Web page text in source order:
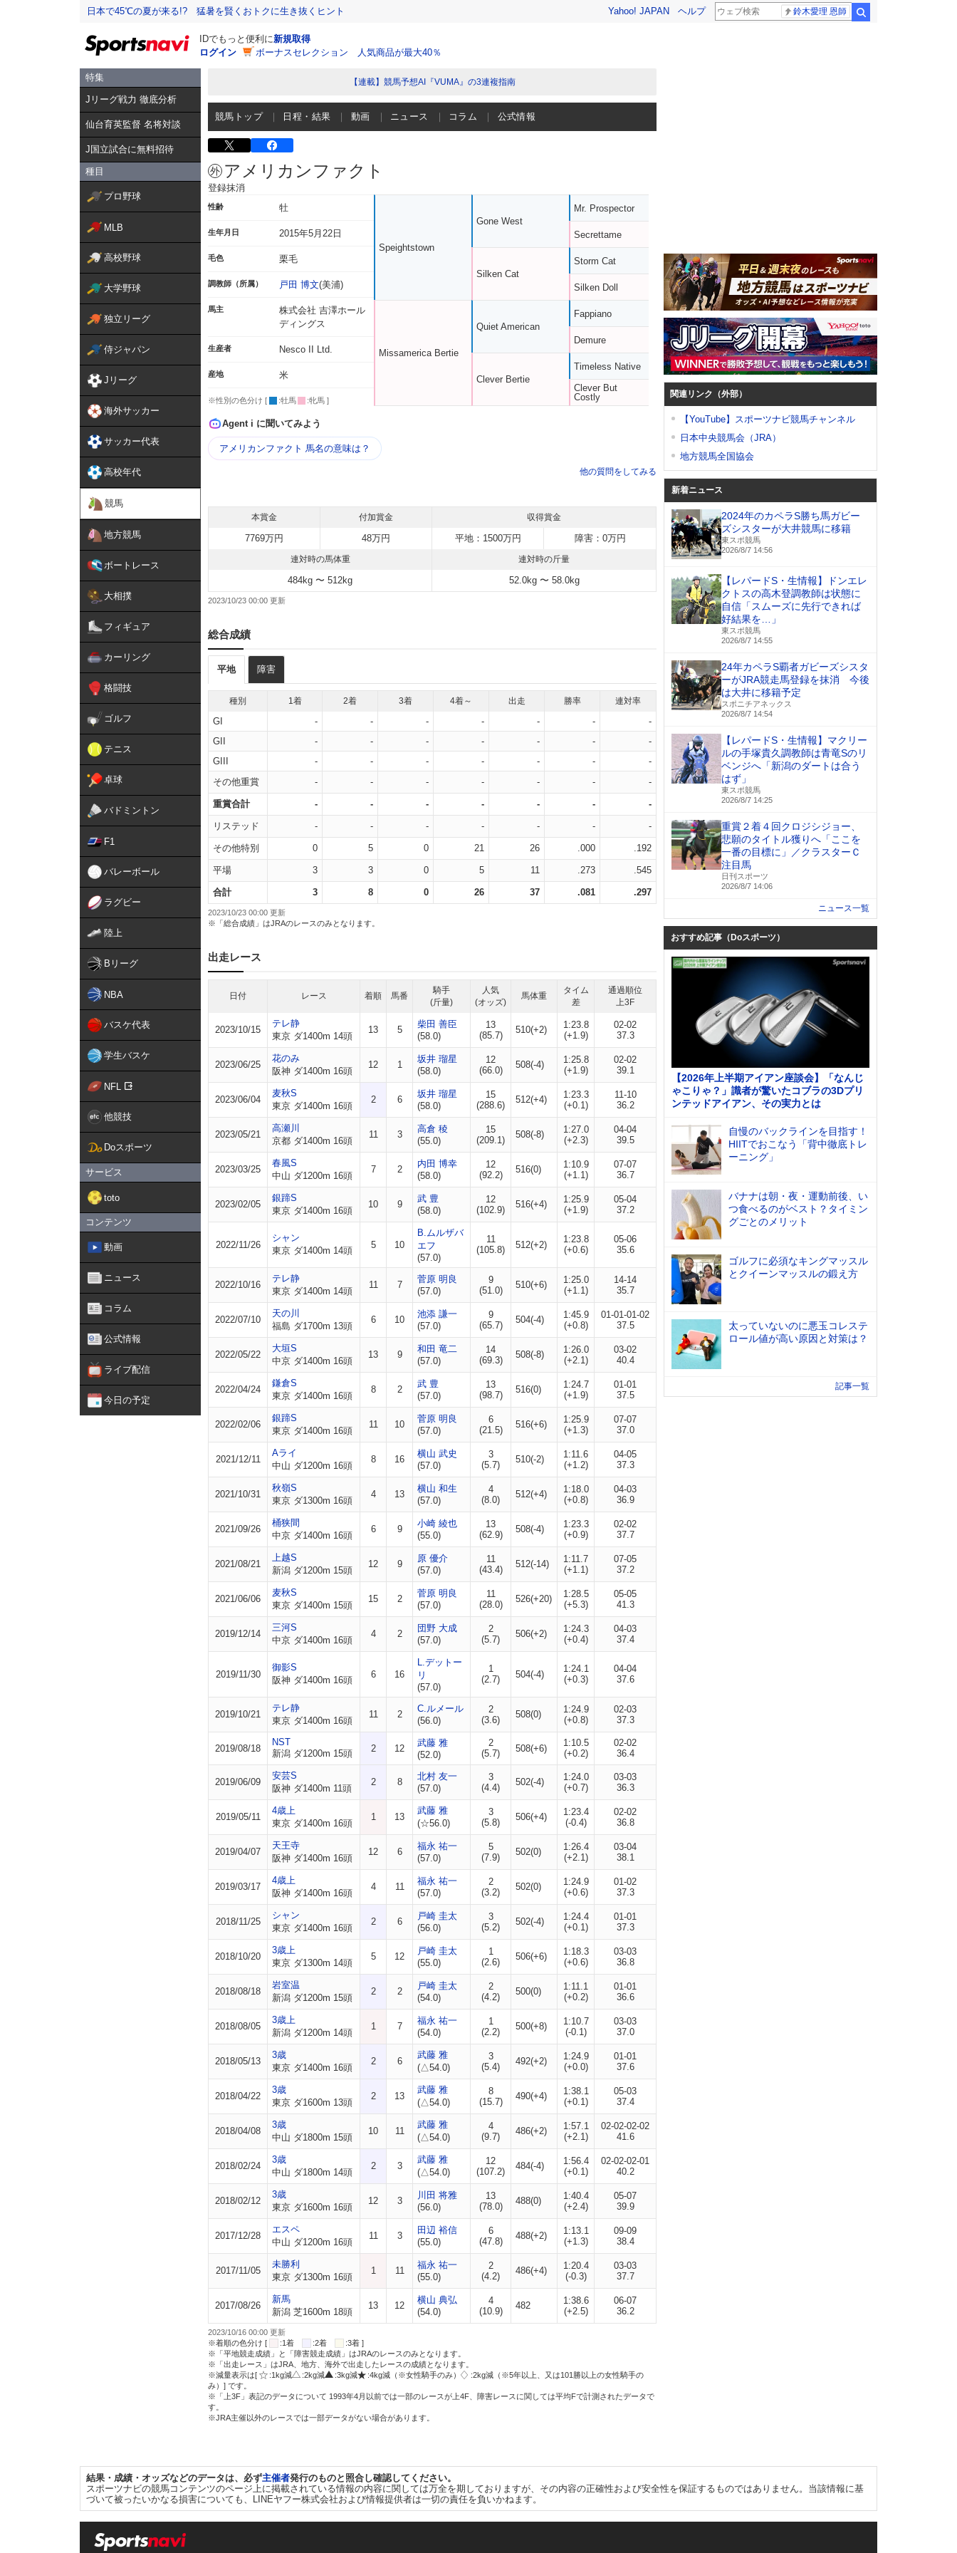
日本で45℃の夏が来る!? 猛暑を賢くおトクに生き抜くヒント Yahoo! JAPAN ヘルプ 鈴木愛理 恩師
IDでもっと便利に新規取得
ログイン
ボーナスセレクション 人気商品が最大40％
特集
Jリーグ戦力 徹底分析
仙台育英監督 名将対談
J国立試合に無料招待
種目
プロ野球
MLB
高校野球
大学野球
独立リーグ
侍ジャパン
Jリーグ
海外サッカー
サッカー代表
高校年代
競馬
地方競馬
ボートレース
大相撲
フィギュア
カーリング
格闘技
ゴルフ
テニス
卓球
バドミントン
F1
バレーボール
ラグビー
陸上
Bリーグ
NBA
バスケ代表
学生バスケ
NFL
他競技
Doスポーツ
サービス
toto
コンテンツ
動画
ニュース
コラム
公式情報
ライブ配信
今日の予定
【連載】競馬予想AI『VUMA』の3連複指南
競馬トップ 日程・結果 動画 ニュース コラム 公式情報
アメリカンファクト
登録抹消
性齢 牡
生年月日 2015年5月22日
毛色 栗毛
調教師（所属） 戸田 博文(美浦)
馬主
株式会社 吉澤ホール
ディングス
生産者 Nesco II Ltd.
産地 米
※性別の色分け [ :牡馬 :牝馬 ]
Speightstown
Missamerica Bertie
Gone West
Silken Cat
Quiet American
Clever Bertie
Mr. Prospector
Secrettame
Storm Cat
Silken Doll
Fappiano
Demure
Timeless Native
Clever But
Costly
Agent i に聞いてみよう
アメリカンファクト 馬名の意味は？
他の質問をしてみる
本賞金 付加賞金 収得賞金
7769万円 48万円 平地：1500万円 障害：0万円
連対時の馬体重 連対時の斤量
484kg 〜 512kg 52.0kg 〜 58.0kg
2023/10/23 00:00
総合成績
平地 障害
種別 1着 2着 3着 4着～ 出走 勝率 連対率
GI - - - - - -
-
GII
- - - - - -
-
GIII
- - - - - -
-
その他重賞
- - - - - - -
重賞合計 - - - - - - -
リステッド - - - - - - -
その他特別 0 5 0 21 26 .000 .192
平場 3 3 0 5 11 .273 .545
合計 3 8 0 26 37 .081 .297
2023/10/23 00:00 更新
※「総合成績」はJRAのレースのみとなります。
出走レース
日付 レース 着順 馬番
騎手
(斤量)
人気
(オッズ)
馬体重
タイム
差
通過順位
上3F
2023/10/15
テレ静
東京 ダ1400m 14頭
13 5
柴田 善臣
(58.0)
13
(85.7)
510(+2)
1:23.8
(+1.9)
02-02
37.3
2023/06/25
花のみ
阪神 ダ1400m 16頭
12 1
坂井 瑠星
(58.0)
12
(66.0)
508(-4)
1:25.8
(+1.9)
02-02
39.1
2023/06/04
麦秋S
東京 ダ1400m 16頭
2 6
坂井 瑠星
(58.0)
15
(288.6)
512(+4)
1:23.3
(+0.1)
11-10
36.2
2023/05/21
高瀬川
京都 ダ1400m 16頭
11 3
高倉 稜
(55.0)
15
(209.1)
508(-8)
1:27.0
(+2.3)
04-04
39.5
2023/03/25
春風S
中山 ダ1200m 16頭
7 2
内田 博幸
(58.0)
12
(92.2)
516(0)
1:10.9
(+1.1)
07-07
36.7
2023/02/05
銀蹄S
東京 ダ1400m 16頭
10 9
武 豊
(58.0)
12
(102.9)
516(+4)
1:25.9
(+1.9)
05-04
37.2
2022/11/26
シャン
東京 ダ1400m 14頭
5 10
B.ムルザバ
エフ
(57.0)
11
(105.8)
512(+2)
1:23.8
(+0.6)
05-06
35.6
2022/10/16
テレ静
東京 ダ1400m 14頭
11 7
菅原 明良
(57.0)
9
(51.0)
510(+6)
1:25.0
(+1.1)
14-14
35.7
2022/07/10
天の川
福島 ダ1700m 13頭
6 10
池添 謙一
(57.0)
9
(65.7)
504(-4)
1:45.9
(+0.8)
01-01-01-02
37.5
2022/05/22
大垣S
中京 ダ1400m 16頭
13 9
和田 竜二
(57.0)
14
(69.3)
508(-8)
1:26.0
(+2.1)
03-02
40.4
2022/04/24
鎌倉S
東京 ダ1400m 16頭
8 2
武 豊
(57.0)
13
(98.7)
516(0)
1:24.7
(+1.9)
01-01
37.5
2022/02/06
銀蹄S
東京 ダ1400m 16頭
11 10
菅原 明良
(57.0)
6
(21.5)
516(+6)
1:25.9
(+1.3)
07-07
37.0
2021/12/11
Aライ
中山 ダ1200m 16頭
8 16
横山 武史
(57.0)
3
(5.7)
510(-2)
1:11.6
(+1.2)
04-05
37.3
2021/10/31
秋嶺S
東京 ダ1300m 16頭
4 13
横山 和生
(57.0)
4
(8.0)
512(+4)
1:18.0
(+0.8)
04-03
36.9
2021/09/26
桶狭間
中京 ダ1400m 16頭
6 9
小崎 綾也
(55.0)
13
(62.9)
508(-4)
1:23.3
(+0.9)
02-02
37.7
2021/08/21
上越S
新潟 ダ1200m 15頭
12 9
原 優介
(57.0)
11
(43.4)
512(-14)
1:11.7
(+1.1)
07-05
37.2
2021/06/06
麦秋S
東京 ダ1400m 15頭
15 2
菅原 明良
(57.0)
11
(28.0)
526(+20)
1:28.5
(+5.3)
05-05
41.3
2019/12/14
三河S
中京 ダ1400m 16頭
4 2
団野 大成
(57.0)
2
(5.7)
506(+2)
1:24.3
(+0.4)
04-03
37.4
2019/11/30
御影S
阪神 ダ1400m 16頭
6 16
L.デットー
リ
(57.0)
1
(2.7)
504(-4)
1:24.1
(+0.3)
04-04
37.6
2019/10/21
テレ静
東京 ダ1400m 16頭
11 2
C.ルメール
(56.0)
2
(3.6)
508(0)
1:24.9
(+0.8)
02-03
37.3
2019/08/18
NST
新潟 ダ1200m 15頭
2 12
武藤 雅
(52.0)
2
(5.7)
508(+6)
1:10.5
(+0.2)
02-02
36.4
2019/06/09
安芸S
阪神 ダ1400m 11頭
2 8
北村 友一
(57.0)
3
(4.4)
502(-4)
1:24.0
(+0.7)
03-03
36.3
2019/05/11
4歳上
東京 ダ1400m 16頭
1 13
武藤 雅
(☆56.0)
3
(5.8)
506(+4)
1:23.4
(-0.4)
02-02
36.8
2019/04/07
天王寺
阪神 ダ1400m 16頭
12 6
福永 祐一
(57.0)
5
(7.9)
502(0)
1:26.4
(+2.1)
03-04
38.1
2019/03/17
4歳上
阪神 ダ1400m 16頭
4 11
福永 祐一
(57.0)
2
(3.2)
502(0)
1:24.9
(+0.6)
01-02
37.3
2018/11/25
シャン
東京 ダ1400m 16頭
2 6
戸崎 圭太
(56.0)
3
(5.2)
502(-4)
1:24.4
(+0.1)
01-01
37.3
2018/10/20
3歳上
東京 ダ1300m 14頭
5 12
戸崎 圭太
(55.0)
1
(2.6)
506(+6)
1:18.3
(+0.6)
03-03
36.8
2018/08/18
岩室温
新潟 ダ1200m 15頭
2 2
戸崎 圭太
(54.0)
2
(4.2)
500(0)
1:11.1
(+0.2)
01-01
36.6
2018/08/05
3歳上
新潟 ダ1200m 14頭
1 7
福永 祐一
(54.0)
1
(2.2)
500(+8)
1:10.7
(-0.1)
03-03
37.0
2018/05/13
3歳
東京 ダ1400m 16頭
2 6
武藤 雅
(△54.0)
3
(5.4)
492(+2)
1:24.9
(+0.0)
01-01
37.6
2018/04/22
3歳
東京 ダ1600m 13頭
2 13
武藤 雅
(△54.0)
8
(15.7)
490(+4)
1:38.1
(+0.1)
05-03
37.4
2018/04/08
3歳
中山 ダ1800m 15頭
10 11
武藤 雅
(△54.0)
4
(9.7)
486(+2)
1:57.1
(+2.1)
02-02-02-02
41.6
2018/02/24
3歳
中山 ダ1800m 14頭
2 3
武藤 雅
(△54.0)
12
(107.2)
484(-4)
1:56.4
(+0.1)
02-02-02-01
40.2
2018/02/12
3歳
東京 ダ1600m 16頭
12 3
川田 将雅
(56.0)
13
(78.0)
488(0)
1:40.4
(+2.4)
05-07
39.9
2017/12/28
エスペ
中山 ダ1200m 16頭
11 3
田辺 裕信
(55.0)
6
(47.8)
488(+2)
1:13.1
(+1.3)
09-09
38.4
2017/11/05
未勝利
東京 ダ1300m 16頭
1 11
福永 祐一
(55.0)
2
(4.2)
486(+4)
1:20.4
(-0.3)
03-03
37.7
2017/08/26
新馬
新潟 芝1600m 18頭
13 12
横山 典弘
(54.0)
4
(10.9)
482
1:38.6
(+2.5)
06-07
36.2
2023/10/16 00:00 更新
※着順の色分け [
:1着 :2着
:3着 ]
※「平地競走成績」と「障害競走成績」はJRAのレースのみとなります。
※「出走レース」はJRA、地方、海外で出走したレースの成績となります。
※減量表示は[
:1kg減 :2kg減 :3kg減 :4kg減（※女性騎手のみ）
:2kg減（※5年以上、又は101勝以上の女性騎手の
み）] です。
※「上3F」表記のデータについて 1993年4月以前では一部のレースが上4F、障害レースに関しては平均Fで計測されたデータで
す。
※JRA主催以外のレースでは一部データがない場合があります。
関連リンク（外部）
【YouTube】スポーツナビ競馬チャンネル
日本中央競馬会（JRA）
地方競馬全国協会
新着ニュース
2024年のカペラS勝ち馬ガビー
ズシスターが大井競馬に移籍
東スポ競馬
2026/8/7 14:56
【レパードS・生情報】ドンエレ
クトスの高木登調教師は状態に
自信「スムーズに先行できれば
好結果を…」
東スポ競馬
2026/8/7 14:55
24年カペラS覇者ガビーズシスタ
ーがJRA競走馬登録を抹消 今後
は大井に移籍予定
スポニチアネックス
2026/8/7 14:54
【レパードS・生情報】マクリー
ルの手塚貴久調教師は青竜Sのリ
ベンジへ「新潟のダートは合う
はず」
東スポ競馬
2026/8/7 14:25
重賞２着４回クロジシジョー、
悲願のタイトル獲りへ「ここを
一番の目標に」／クラスターＣ
注目馬
日刊スポーツ
2026/8/7 14:06
ニュース一覧
おすすめ記事（Doスポーツ）
【2026年上半期アイアン座談会】「なんじ
ゃこりゃ？」識者が驚いたコブラの3Dプリ
ンテッドアイアン、その実力とは
自慢のバックラインを目指す！
HIITでおこなう「背中徹底トレ
ーニング」
バナナは朝・夜・運動前後、い
つ食べるのがベスト？タイミン
グごとのメリット
ゴルフに必須なキングマッスル
とクイーンマッスルの鍛え方
太っていないのに悪玉コレステ
ロール値が高い原因と対策は？
記事一覧
結果・成績・オッズなどのデータは、必ず主催者発行のものと照合し確認してください。
スポーツナビの競馬コンテンツのページ上に掲載されている情報の内容に関しては万全を期しておりますが、その内容の正確性および安全性を保証するものではありません。当該情報に基
づいて被ったいかなる損害についても、LINEヤフー株式会社および情報提供者は一切の責任を負いかねます。